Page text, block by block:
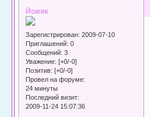
Йожик
Зарегистрирован: 2009-07-10
Приглашений: 0
Сообщений: 3
Уважение: [+0/-0]
Позитив: [+0/-0]
Провел на форуме:
24 минуты
Последний визит:
2009-11-24 15:07:36